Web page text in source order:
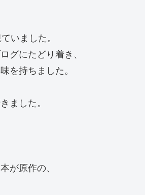
いました。
グにたどり着き、
を持ちました。
ました。
が原作の、